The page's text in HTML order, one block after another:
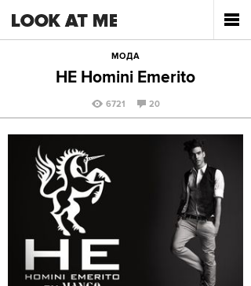
МОДА
HE Homini Emerito
6721 20